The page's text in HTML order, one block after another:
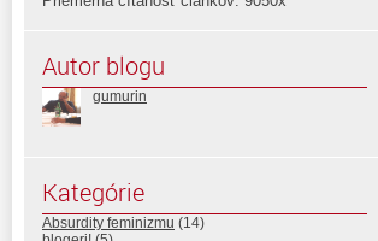
Autor blogu
gumurin
Kategórie
Absurdity feminizmu (14)